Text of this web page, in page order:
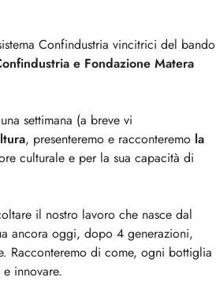
Confindustria vincitrici del bando
e Fondazione Matera
settimana (a breve vi
, presenteremo e racconteremo la
culturale e per la sua capacità di
il nostro lavoro che nasce dal
ancora oggi, dopo 4 generazioni,
Racconteremo di come, ogni bottiglia
innovare.